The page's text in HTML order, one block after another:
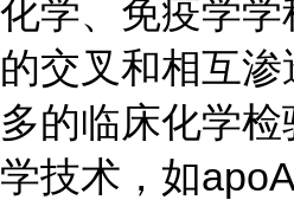
化学、免疫学学
的交叉和相互
多的临床化学
学技术，如